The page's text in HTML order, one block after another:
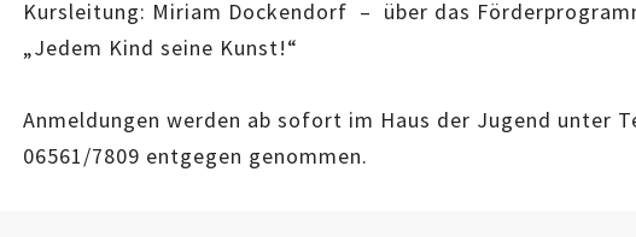
Kursleitung: Miriam Dockendorf – über das
„Jedem Kind seine Kunst!“
Anmeldungen werden ab sofort im Haus der Jugend unter
06561/7809 entgegen genommen.